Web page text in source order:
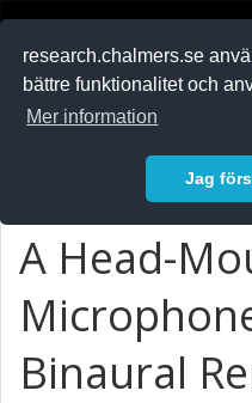
research.chalmers.se
bättre funktionalitet och
Mer information
Jag
A Head-
Binaural